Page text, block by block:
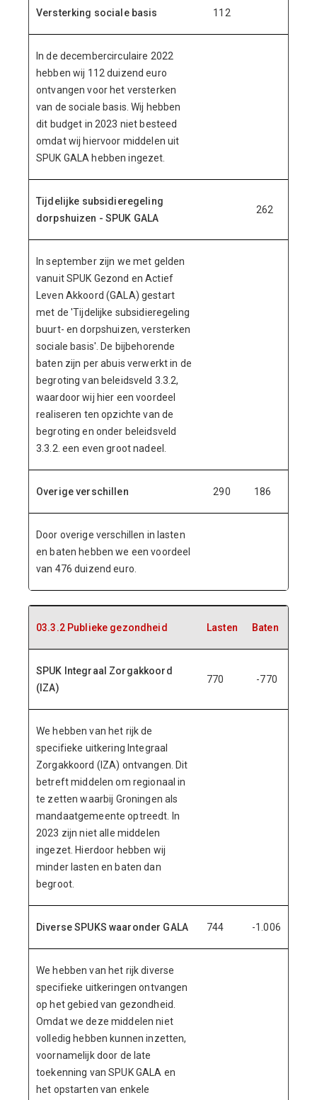
Versterking sociale basis 112
In de decembercirculaire 2022
hebben wij 112 duizend euro
ontvangen voor het versterken
van de sociale basis. Wij hebben
dit budget in 2023 niet besteed
omdat wij hiervoor middelen uit
SPUK GALA hebben ingezet.
Tijdelijke subsidieregeling
dorpshuizen - SPUK GALA
262
In september zijn we met gelden
vanuit SPUK Gezond en Actief
Leven Akkoord (GALA) gestart
met de 'Tijdelijke subsidieregeling
buurt- en dorpshuizen, versterken
sociale basis'. De bijbehorende
baten zijn per abuis verwerkt in de
begroting van beleidsveld 3.3.2,
waardoor wij hier een voordeel
realiseren ten opzichte van de
begroting en onder beleidsveld
3.3.2. een even groot nadeel.
Overige verschillen 290 186
Door overige verschillen in lasten
en baten hebben we een voordeel
van 476 duizend euro.
03.3.2 Publieke gezondheid Lasten Baten
SPUK Integraal Zorgakkoord
(IZA)
770 -770
We hebben van het rijk de
specifieke uitkering Integraal
Zorgakkoord (IZA) ontvangen. Dit
betreft middelen om regionaal in
te zetten waarbij Groningen als
mandaatgemeente optreedt. In
2023 zijn niet alle middelen
ingezet. Hierdoor hebben wij
minder lasten en baten dan
begroot.
Diverse SPUKS waaronder GALA 744 -1.006
We hebben van het rijk diverse
specifieke uitkeringen ontvangen
op het gebied van gezondheid.
Omdat we deze middelen niet
volledig hebben kunnen inzetten,
voornamelijk door de late
toekenning van SPUK GALA en
het opstarten van enkele